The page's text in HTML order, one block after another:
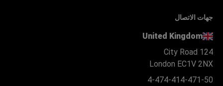
جهات الاتصال
United Kingdom
124 City Road
London EC1V 2NX
4-474-414-471-50